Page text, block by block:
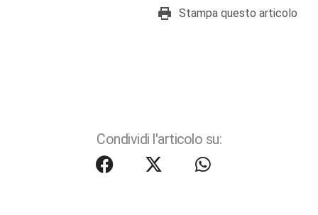
Stampa questo articolo
Condividi l'articolo su: